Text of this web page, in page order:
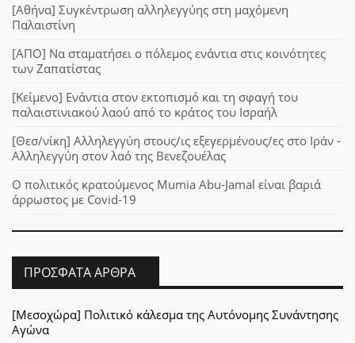
[Αθήνα] Συγκέντρωση αλληλεγγύης στη μαχόμενη
Παλαιστίνη
[ΑΠΟ] Να σταματήσει ο πόλεμος ενάντια στις κοινότητες
των Ζαπατίστας
[Κείμενο] Ενάντια στον εκτοπισμό και τη σφαγή του
παλαιστινιακού λαού από το κράτος του Ισραήλ
[Θεσ/νίκη] Αλληλεγγύη στους/ις εξεγερμένους/ες στο Ιράν -
Αλληλεγγύη στον λαό της Βενεζουέλας
Ο πολιτικός κρατούμενος Mumia Abu-Jamal είναι βαριά
άρρωστος με Covid-19
ΠΡΌΣΦΑΤΑ ΆΡΘΡΑ
[Μεσοχώρα] Πολιτικό κάλεσμα της Αυτόνομης Συνάντησης
Αγώνα